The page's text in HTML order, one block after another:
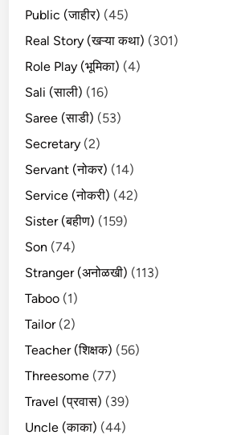
Public (जाहीर) (45)
Real Story (खऱ्या कथा) (301)
Role Play (भूमिका) (4)
Sali (साली) (16)
Saree (साडी) (53)
Secretary (2)
Servant (नोकर) (14)
Service (नोकरी) (42)
Sister (बहीण) (159)
Son (74)
Stranger (अनोळखी) (113)
Taboo (1)
Tailor(2)
Teacher (शिक्षक) (56)
Threesome (77)
Travel (प्रवास) (39)
Uncle (काका) (44)